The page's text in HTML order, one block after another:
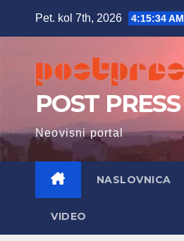
Pet. kol 7th, 2026 4:15:35 AM
POST PRESS
Neovisni portal
NASLOVNICA
VIDEO